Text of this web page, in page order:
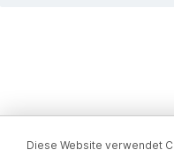
Diese Website verwendet